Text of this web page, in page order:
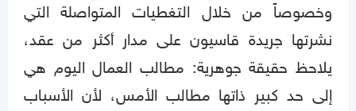
وخصوصاً من خلال التغطيات المتواصلة التي
نشرتها جريدة قاسيون على مدار أكثر من عقد،
يلاحظ حقيقة جوهرية: مطالب العمال اليوم هي
إلى حد كبير ذاتها مطالب الأمس، لأن الأسباب